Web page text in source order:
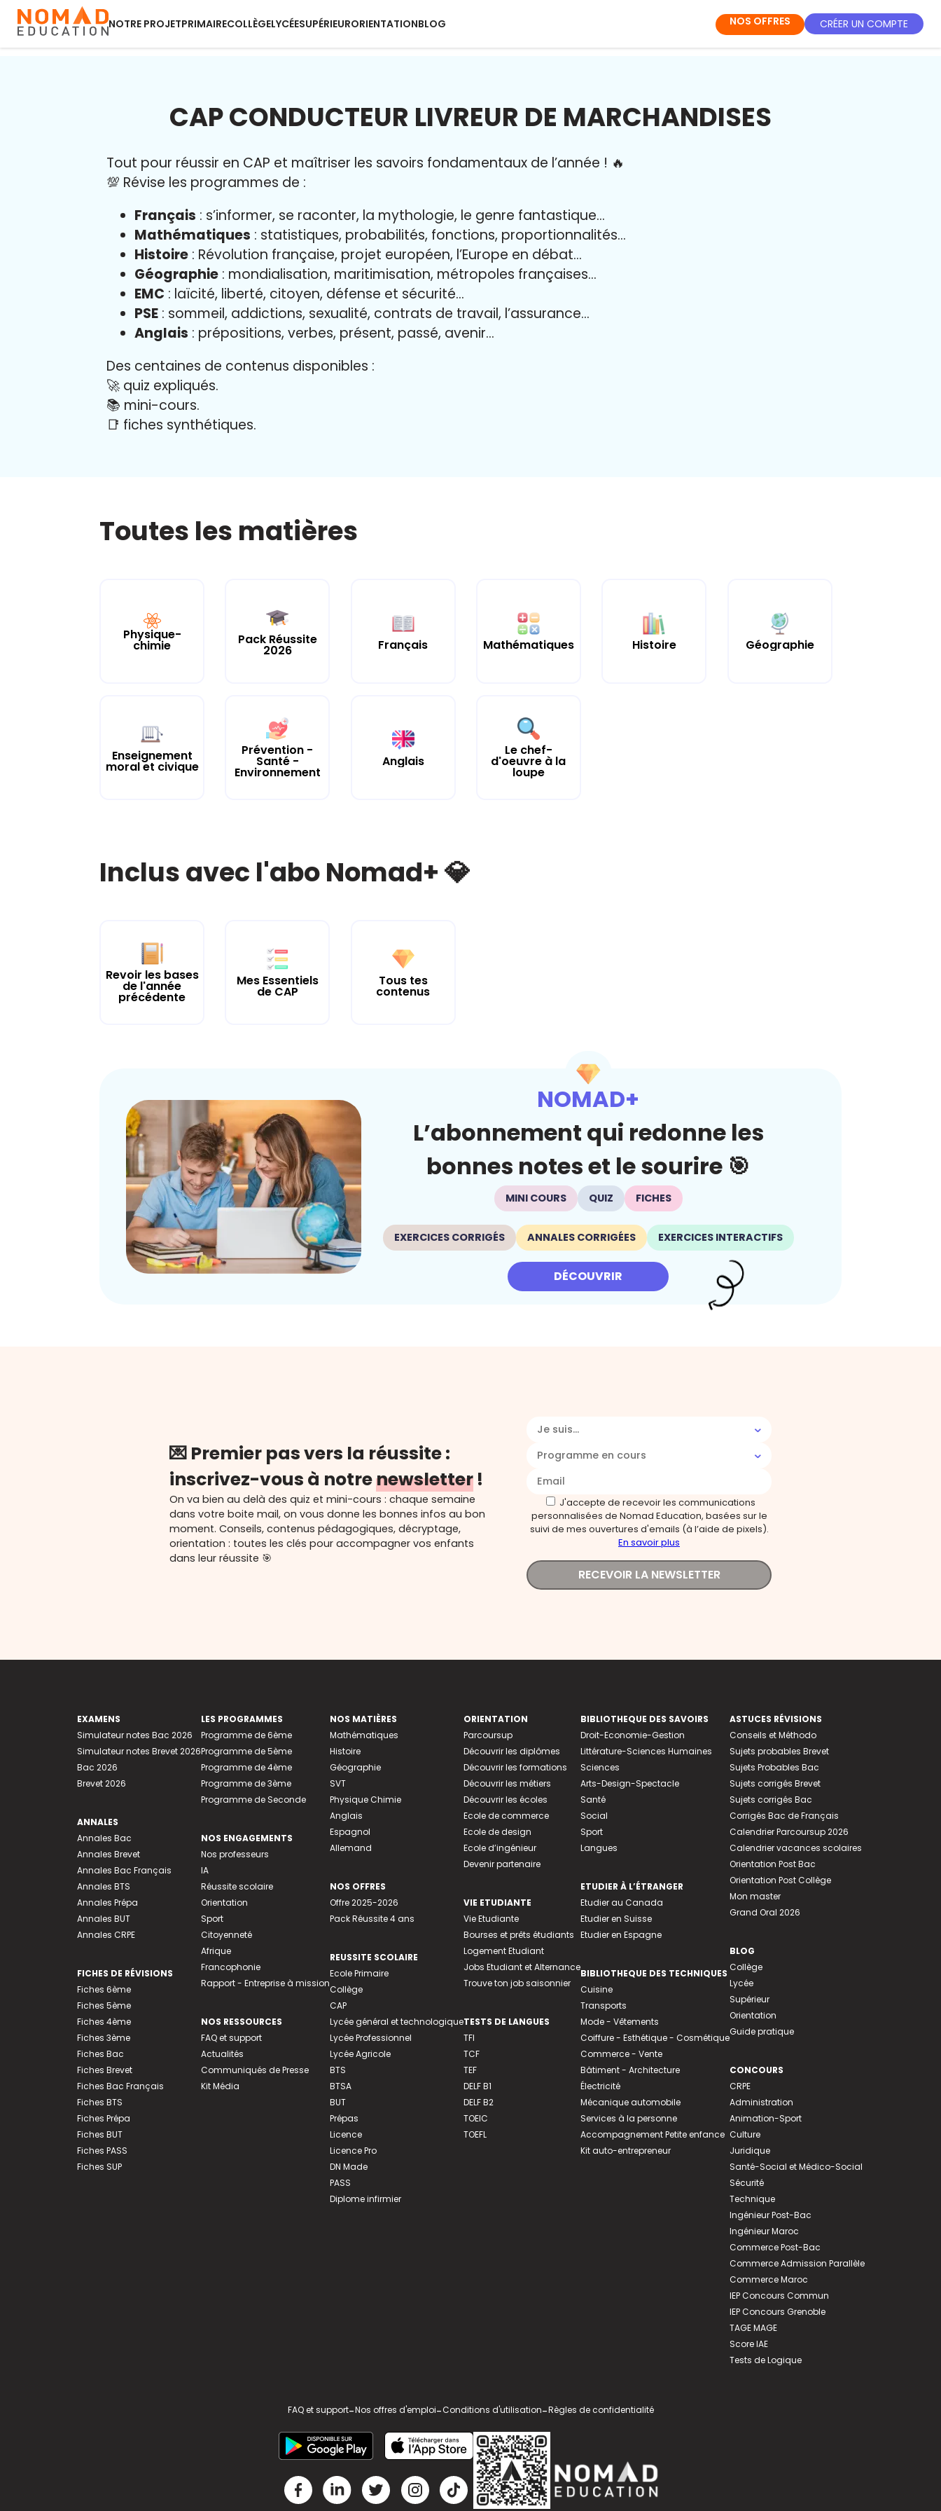
NOTRE PROJETPRIMAIRECOLLÈGELYCÉESUPÉRIEURORIENTATIONBLOG NOS OFFRES CRÉER UN COMPTE
CAP CONDUCTEUR LIVREUR DE MARCHANDISES
Tout pour réussir en CAP et maîtriser les savoirs fondamentaux de l’année ! 🔥
💯 Révise les programmes de :
Français : s’informer, se raconter, la mythologie, le genre fantastique…
Mathématiques : statistiques, probabilités, fonctions, proportionnalités…
Histoire : Révolution française, projet européen, l’Europe en débat…
Géographie : mondialisation, maritimisation, métropoles françaises…
EMC : laïcité, liberté, citoyen, défense et sécurité…
PSE : sommeil, addictions, sexualité, contrats de travail, l’assurance…
Anglais : prépositions, verbes, présent, passé, avenir…
Des centaines de contenus disponibles :
🚀 quiz expliqués.
📚 mini-cours.
📑 fiches synthétiques.
Toutes les matières
Physique-
chimie Pack Réussite
2026 Français Mathématiques Histoire Géographie
Enseignement
moral et civique
Prévention -
Santé -
Environnement
Anglais
Le chef-
d'oeuvre à la
loupe
Inclus avec l'abo Nomad+ 💎
Revoir les bases
de l'année
précédente
Mes Essentiels
de CAP
Tous tes
contenus
NOMAD+
L’abonnement qui redonne les
bonnes notes et le sourire 🎯
MINI COURS QUIZ FICHES
EXERCICES CORRIGÉS ANNALES CORRIGÉES EXERCICES INTERACTIFS
DÉCOUVRIR
💌 Premier pas vers la réussite :
inscrivez-vous à notrenewsletter !
On va bien au delà des quiz et mini-cours : chaque semaine
dans votre boite mail, on vous donne les bonnes infos au bon
moment. Conseils, contenus pédagogiques, décryptage,
orientation : toutes les clés pour accompagner vos enfants
dans leur réussite 🎯
Je suis...
Programme en cours
J'accepte de recevoir les communications
personnalisées de Nomad Education, basées sur le
suivi de mes ouvertures d'emails (à l’aide de pixels).
En savoir plus
RECEVOIR LA NEWSLETTER
EXAMENS
Simulateur notes Bac 2026
Simulateur notes Brevet 2026
Bac 2026
Brevet 2026
ANNALES
Annales Bac
Annales Brevet
Annales Bac Français
Annales BTS
Annales Prépa
Annales BUT
Annales CRPE
FICHES DE RÉVISIONS
Fiches 6ème
Fiches 5ème
Fiches 4ème
Fiches 3ème
Fiches Bac
Fiches Brevet
Fiches Bac Français
Fiches BTS
Fiches Prépa
Fiches BUT
Fiches PASS
Fiches SUP
LES PROGRAMMES
Programme de 6ème
Programme de 5ème
Programme de 4ème
Programme de 3ème
Programme de Seconde
NOS ENGAGEMENTS
Nos professeurs
IA
Réussite scolaire
Orientation
Sport
Citoyenneté
Afrique
Francophonie
Rapport - Entreprise à mission
NOS RESSOURCES
FAQ et support
Actualités
Communiqués de Presse
Kit Média
NOS MATIÈRES
Mathématiques
Histoire
Géographie
SVT
Physique Chimie
Anglais
Espagnol
Allemand
NOS OFFRES
Offre 2025-2026
Pack Réussite 4 ans
REUSSITE SCOLAIRE
Ecole Primaire
Collège
CAP
Lycée général et technologique
Lycée Professionnel
Lycée Agricole
BTS
BTSA
BUT
Prépas
Licence
Licence Pro
DN Made
PASS
Diplome infirmier
ORIENTATION
Parcoursup
Découvrir les diplômes
Découvrir les formations
Découvrir les métiers
Découvrir les écoles
Ecole de commerce
Ecole de design
Ecole d’ingénieur
Devenir partenaire
VIE ETUDIANTE
Vie Etudiante
Bourses et prêts étudiants
Logement Etudiant
Jobs Etudiant et Alternance
Trouve ton job saisonnier
TESTS DE LANGUES
TFI
TCF
TEF
DELF B1
DELF B2
TOEIC
TOEFL
BIBLIOTHEQUE DES SAVOIRS
Droit-Economie-Gestion
Littérature-Sciences Humaines
Sciences
Arts-Design-Spectacle
Santé
Social
Sport
Langues
ETUDIER À L’ÉTRANGER
Etudier au Canada
Etudier en Suisse
Etudier en Espagne
BIBLIOTHEQUE DES TECHNIQUES
Cuisine
Transports
Mode - Vêtements
Coiffure - Esthétique - Cosmétique
Commerce - Vente
Bâtiment - Architecture
Électricité
Mécanique automobile
Services à la personne
Accompagnement Petite enfance
Kit auto-entrepreneur
ASTUCES RÉVISIONS
Conseils et Méthodo
Sujets probables Brevet
Sujets Probables Bac
Sujets corrigés Brevet
Sujets corrigés Bac
Corrigés Bac de Français
Calendrier Parcoursup 2026
Calendrier vacances scolaires
Orientation Post Bac
Orientation Post Collège
Mon master
Grand Oral 2026
BLOG
Collège
Lycée
Supérieur
Orientation
Guide pratique
CONCOURS
CRPE
Administration
Animation-Sport
Culture
Juridique
Santé-Social et Médico-Social
Sécurité
Technique
Ingénieur Post-Bac
Ingénieur Maroc
Commerce Post-Bac
Commerce Admission Parallèle
Commerce Maroc
IEP Concours Commun
IEP Concours Grenoble
TAGE MAGE
Score IAE
Tests de Logique
FAQ et support-Nos offres d'emploi-Conditions d'utilisation-Règles de confidentialité